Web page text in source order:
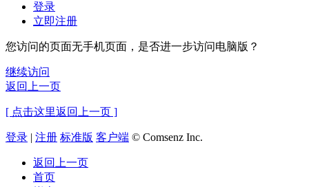
登录
立即注册
您访问的页面无手机页面，是否进一步访问电脑版？
继续访问
返回上一页
[ 点击这里返回上一页 ]
登录 | 注册 标准版 客户端 © Comsenz Inc.
返回上一页
首页